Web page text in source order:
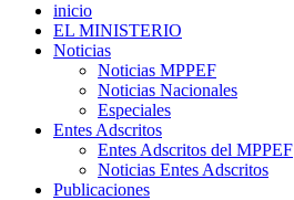
inicio
EL MINISTERIO
Noticias
Noticias MPPEF
Noticias Nacionales
Especiales
Entes Adscritos
Entes Adscritos del MPPEF
Noticias Entes Adscritos
Publicaciones